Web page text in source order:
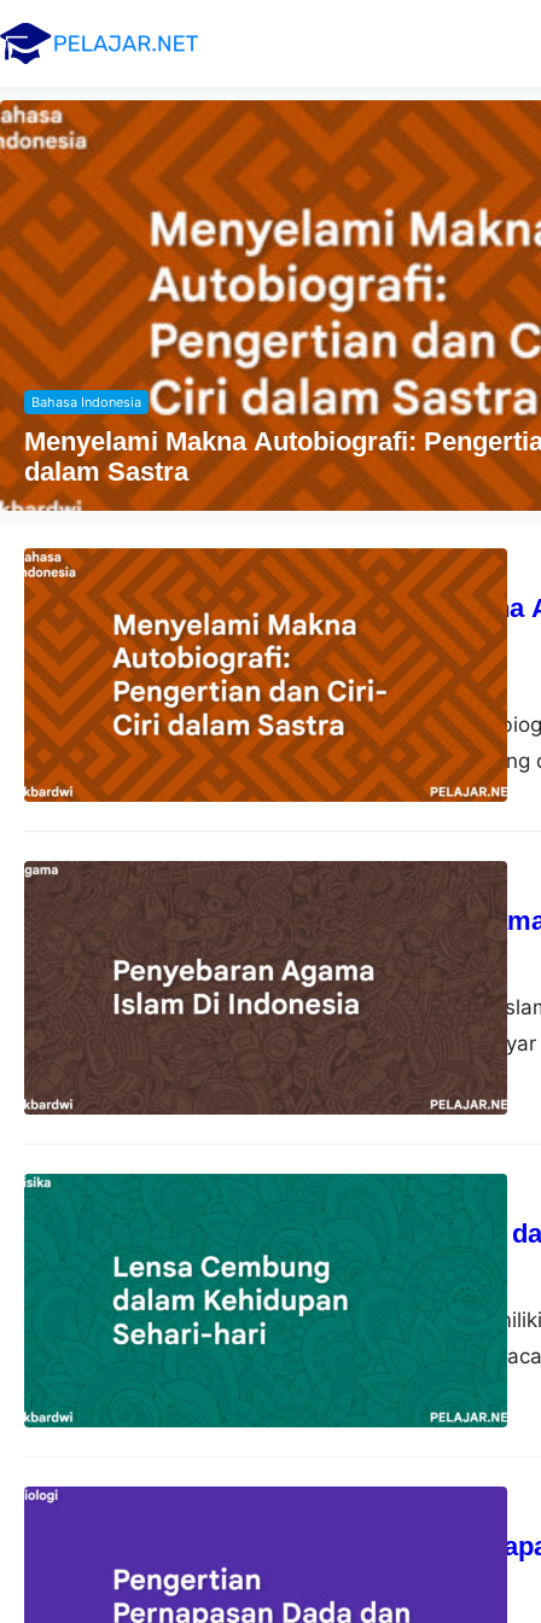
Agama
Penyebaran Agama Islam Di Indonesia
Bahasa Indonesia
Menyelami Makna
Sastra
akbardwi23 Oktober 2023
Autobiografi adalah
kehidupan pribadi yang
Penyebaran
akbardwi22 Oktober 2023
Penyebaran Agama
sebagai pelayar-
Lensa Cembung
akbardwi
Lensa cembung
pemanfaatannya di
Pengertian